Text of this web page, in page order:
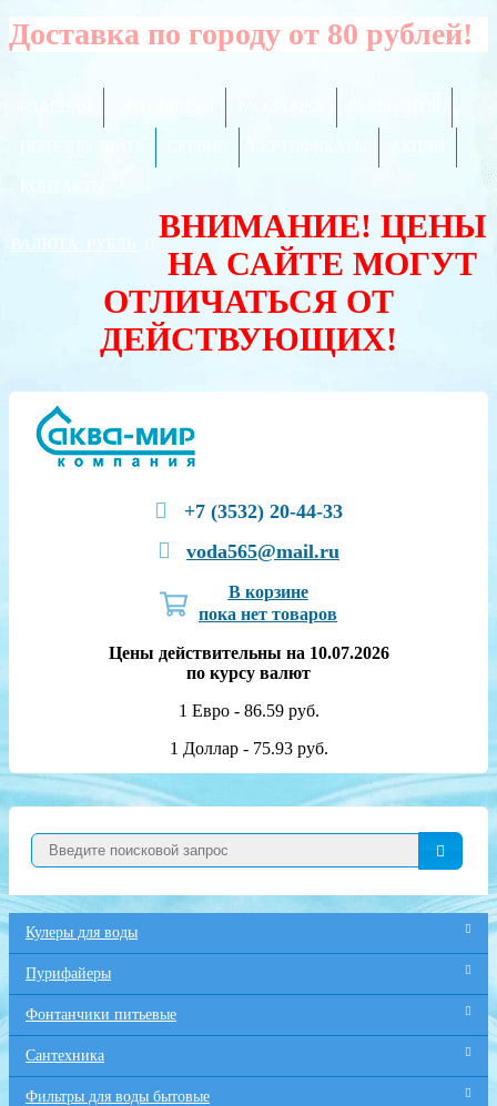
Доставка по городу от 80 рублей!
ВАЛЮТА:
ВНИМАНИЕ! ЦЕНЫ
НА САЙТЕ МОГУТ
ОТЛИЧАТЬСЯ ОТ
ДЕЙСТВУЮЩИХ!
+7 (3532) 20-44-33
voda565@mail.ru
В корзине
пока нет товаров
Цены действительны на 10.07.2026
по курсу валют
1 Евро - 86.59 руб.
1 Доллар - 75.93 руб.
Кулеры для воды
Пурифайеры
Фонтанчики питьевые
Сантехника
Фильтры для воды бытовые